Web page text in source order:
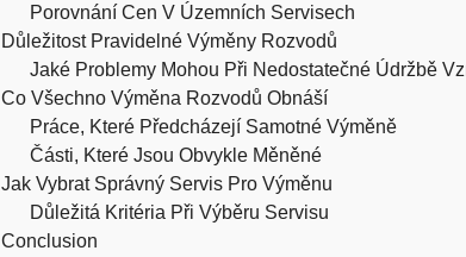
Porovnání Cen V Územních Servisech
Důležitost Pravidelné Výměny Rozvodů
Jaké Problemy Mohou Při Nedostatečné Údržbě
Co Všechno Výměna Rozvodů Obnáší
Práce, Které Předcházejí Samotné Výměně
Části, Které Jsou Obvykle Měněné
Jak Vybrat Správný Servis Pro Výměnu
Důležitá Kritéria Při Výběru Servisu
Conclusion